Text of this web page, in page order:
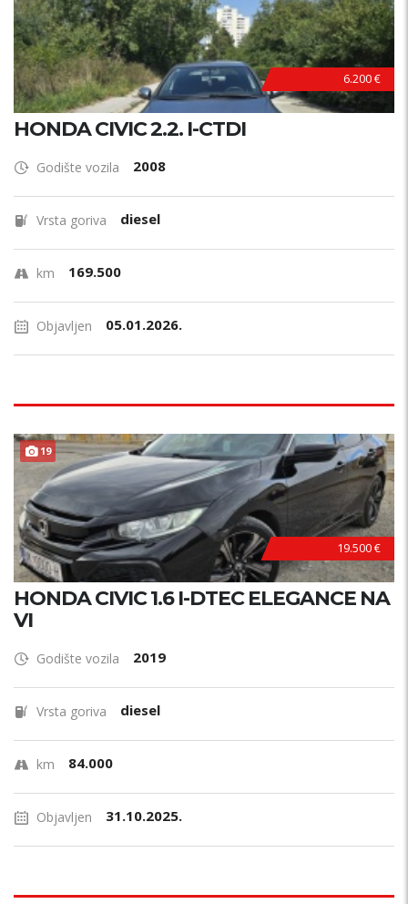
6.200 €
HONDA CIVIC 2.2. I-CTDI
Godište vozila 2008
Vrsta goriva diesel
km 169.500
Objavljen 05.01.2026.
19 TOP STANJE !
19.500 €
HONDA CIVIC 1.6 I-DTEC ELEGANCE NA
VI
Godište vozila 2019
Vrsta goriva diesel
km 84.000
Objavljen 31.10.2025.